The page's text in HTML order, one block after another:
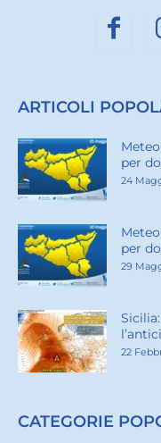
ARTICOLI
per
24
per
29
22
CATEGORIE